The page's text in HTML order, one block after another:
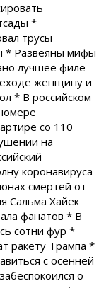
*
трусы
* Развеяны мифы
лучшее филе
женщину и
* В российском
со 110
на
коронавируса
смертей от
Сальма Хайек
фанатов * В
сотни фур *
ракету Трампа *
с осенней
о